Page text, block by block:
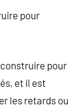
pour
pour
et il est
les retards ou